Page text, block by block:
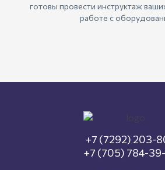
готовы провести инструктаж
работе с
+7 (7292) 203-
+7 (705) 784-